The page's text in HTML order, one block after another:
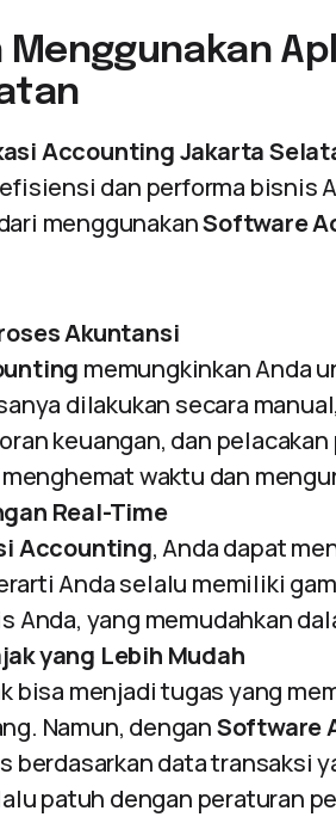
Menggunakan
Accounting Jakarta
dan performa bisnis
menggunakanSoftware
Akuntansi
memungkinkan Anda
dilakukan secara
keuangan, dan
waktu dan
Real-Time
Accounting, Anda dapat
Anda selalu memiliki
Anda, yang memudahkan
yang Lebih Mudah
bisa menjadi tugas yang
Namun, denganSoftware
berdasarkan data transaksi
patuh dengan peraturan